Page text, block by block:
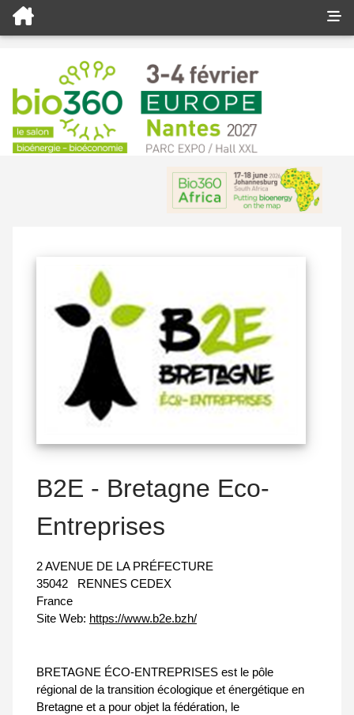
B2E - Bretagne Eco-
Entreprises
2 AVENUE DE LA PRÉFECTURE
35042
RENNES CEDEX
France
Site Web: https://www.b2e.bzh/
BRETAGNE ÉCO-ENTREPRISES est le pôle
régional de la transition écologique et énergétique en
Bretagne et a pour objet la fédération, le